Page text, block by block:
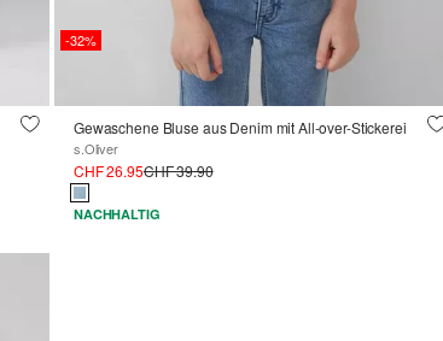
-32%
Gewaschene Bluse aus Denim mit All-over-Stickerei
s.Oliver
CHF 26.95CHF 39.90
NACHHALTIG